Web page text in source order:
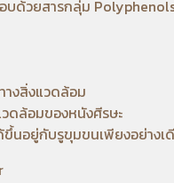
บด้วยสารกลุ่ม
างสิ่งแวดล้อม
ดล้อมของหนังศีรษะ
นอยู่กับรูขุมขนเพียงอย่างเ